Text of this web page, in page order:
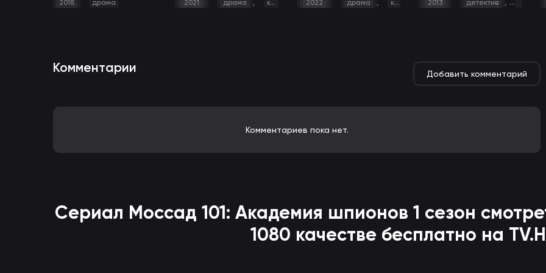
2018 драма 2021 драма комедия 2022 драма комедия 2013 детектив
Комментарии Добавить комментарий
Комментариев пока нет.
Сериал Моссад 101: Академия шпионов 1 сезон
1080 качестве бесплатно на